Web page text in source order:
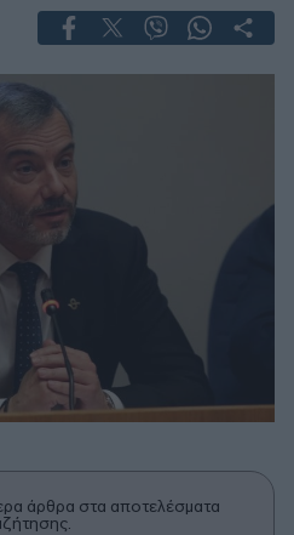
άρθρα στα αποτελέσματα